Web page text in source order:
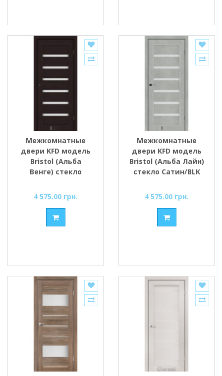
Межкомнатные
двери KFD модель
Bristol (Альба
Венге) стекло
4 575.00 грн.
Межкомнатные
двери KFD модель
Bristol (Альба Лайн)
стекло Сатин/BLK
4 575.00 грн.